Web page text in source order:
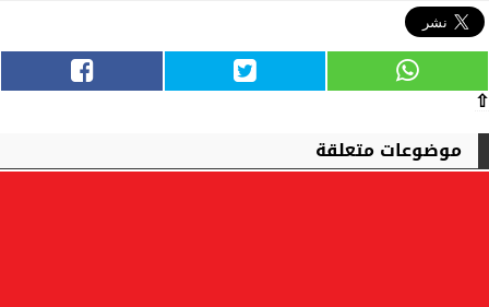
⇧
موضوعات متعلقة